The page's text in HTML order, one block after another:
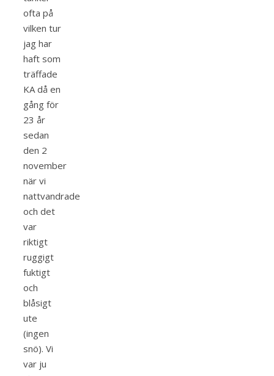
ofta på
vilken tur
jag har
haft som
träffade
KA då en
gång för
23 år
sedan
den 2
november
när vi
nattvandrade
och det
var
riktigt
ruggigt
fuktigt
och
blåsigt
ute
(ingen
snö). Vi
var ju